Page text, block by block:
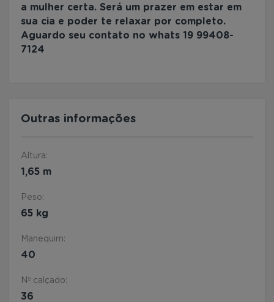
a mulher certa. Será um prazer em estar em
sua cia e poder te relaxar por completo.
Aguardo seu contato no whats 19 99408-
7124
Outras informações
Altura:
1,65 m
Peso:
65 kg
Manequim:
40
Nº calçado:
36